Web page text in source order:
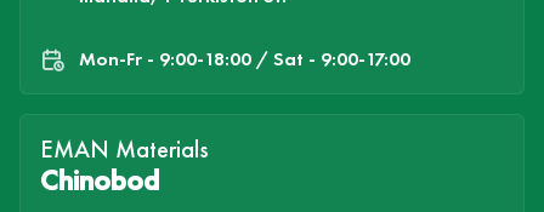
Mon-Fr - 9:00-18:00 / Sat - 9:00-17:00
EMAN Materials
Chinobod